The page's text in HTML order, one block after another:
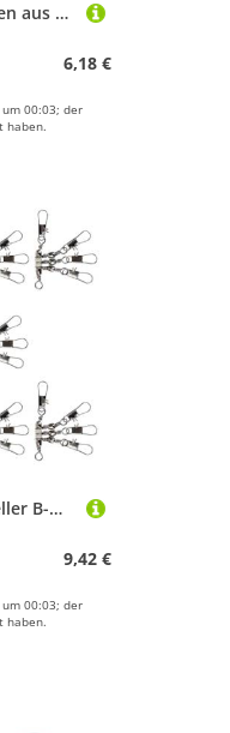
70/100 Stück Angelhaken aus Karbonstahl, korrosionsbeständig, Metallkreise, Angelzubehör, dauerhafte Angelhaken, Angelzubehör, Salzwasser
6,18 €
00:03; der
haben.
ZYMIADOU Professioneller B-Muster-Angelverbinder, korrosionsbeständig, Wirbel für weiche Köder, Jig-Haken, schnelle Verbindung von Angelwirbeln
9,42 €
00:03; der
haben.